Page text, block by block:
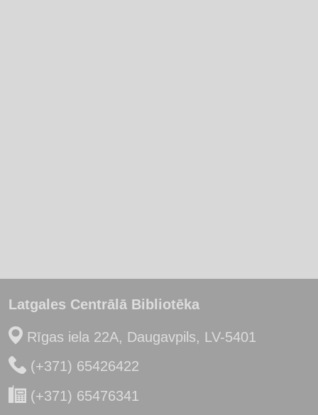
Latgales Centrālā Bibliotēka
Rīgas iela 22A, Daugavpils, LV-5401
(+371) 65426422
(+371) 65476341